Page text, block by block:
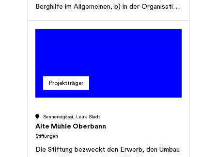
Berghilfe im Allgemeinen, b) in der Organisation
Naturkatastrophen, c) in der Bergrettung auf
Flughelfern, Bergrettern, Ärzten sowie
Verfügung gestellt werden. Im Falle von
fehlenden finanziellen Mitteln eines
Begünstigten wird die Finanzierung durch Suche
von Geldern ermöglicht (Sponsoren oder
Projektträger
Sennereigässi, Leuk Stadt
Alte Mühle Oberbann
Stiftungen
Die Stiftung bezweckt den Erwerb, den Umbau